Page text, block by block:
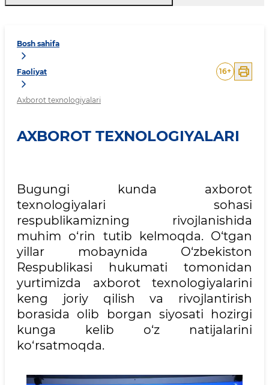
Bosh sahifa
Faoliyat
Axborot texnologiyalari
16+
AXBOROT TEXNOLOGIYALARI
Bugungi kunda axborot
texnologiyalari sohasi
respublikamizning rivojlanishida
muhim o‘rin tutib kelmoqda. O‘tgan
yillar mobaynida O‘zbekiston
Respublikasi hukumati tomonidan
yurtimizda axborot texnologiyalarini
keng joriy qilish va rivojlantirish
borasida olib borgan siyosati hozirgi
kunga kelib o‘z natijalarini
ko‘rsatmoqda.